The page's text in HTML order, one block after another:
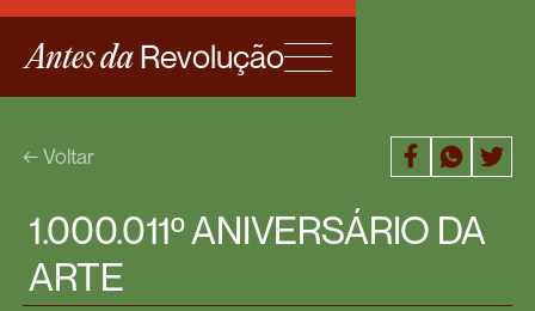
Antes daRevolução
← Voltar
1.000.011º ANIVERSÁRIO DA
ARTE